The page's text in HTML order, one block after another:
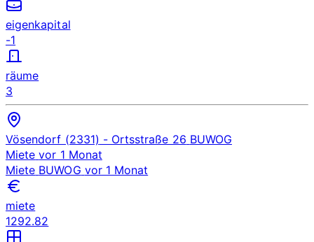
eigenkapital
-1
räume
3
Vösendorf (2331) - Ortsstraße 26 BUWOG
Miete vor 1 Monat
Miete BUWOG vor 1 Monat
miete
1292.82